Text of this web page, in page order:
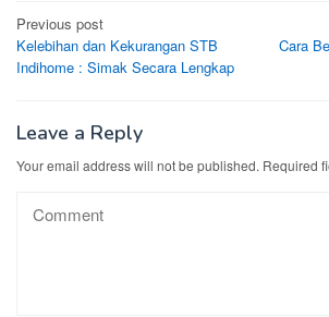
Post
navigation
Previous post
Kelebihan dan Kekurangan STB
Indihome : Simak Secara Lengkap
Cara
Leave a Reply
Your email address will not be published. Required